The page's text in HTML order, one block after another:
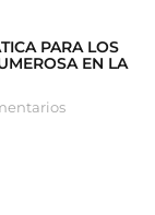
PARA LOS
EN LA